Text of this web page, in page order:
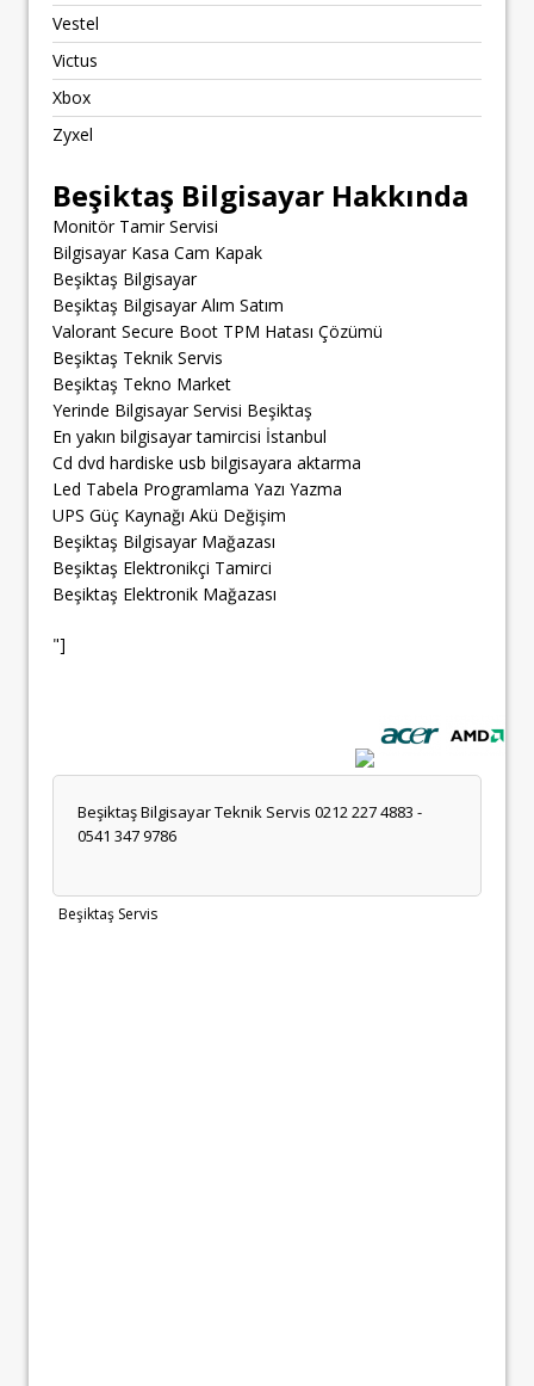
Vestel
Victus
Xbox
Zyxel
Beşiktaş Bilgisayar Hakkında
Monitör Tamir Servisi
Bilgisayar Kasa Cam Kapak
Beşiktaş Bilgisayar
Beşiktaş Bilgisayar Alım Satım
Valorant Secure Boot TPM Hatası Çözümü
Beşiktaş Teknik Servis
Beşiktaş Tekno Market
Yerinde Bilgisayar Servisi Beşiktaş
En yakın bilgisayar tamircisi İstanbul
Cd dvd hardiske usb bilgisayara aktarma
Led Tabela Programlama Yazı Yazma
UPS Güç Kaynağı Akü Değişim
Beşiktaş Bilgisayar Mağazası
Beşiktaş Elektronikçi Tamirci
Beşiktaş Elektronik Mağazası
"]
Beşiktaş Bilgisayar Teknik Servis 0212 227 4883 -
0541 347 9786
Beşiktaş Servis